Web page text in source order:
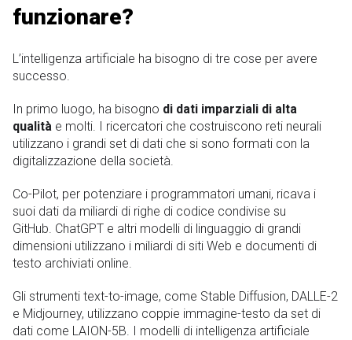
funzionare?
L’intelligenza artificiale ha bisogno di tre cose per avere
successo.
In primo luogo, ha bisogno di dati imparziali di alta
qualità e molti. I ricercatori che costruiscono reti neurali
utilizzano i grandi set di dati che si sono formati con la
digitalizzazione della società.
Co-Pilot, per potenziare i programmatori umani, ricava i
suoi dati da miliardi di righe di codice condivise su
GitHub. ChatGPT e altri modelli di linguaggio di grandi
dimensioni utilizzano i miliardi di siti Web e documenti di
testo archiviati online.
Gli strumenti text-to-image, come Stable Diffusion, DALLE-2
e Midjourney, utilizzano coppie immagine-testo da set di
dati come LAION-5B. I modelli di intelligenza artificiale